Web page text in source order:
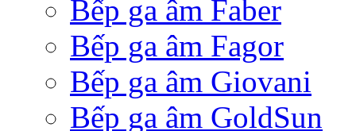
Bếp ga âm Faber
Bếp ga âm Fagor
Bếp ga âm Giovani
Bếp ga âm GoldSun